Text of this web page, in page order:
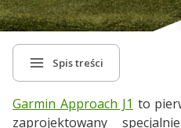
Spis treści
Garmin Approach J1 to
zaprojektowany